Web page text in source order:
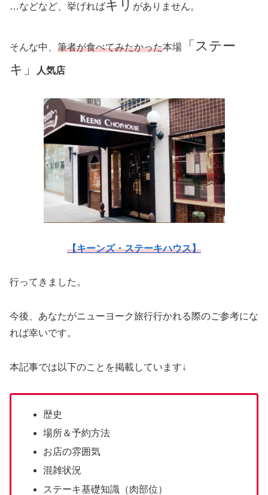
…などなど、挙げればキリ がありません。
そんな中、 筆者が食べてみたかった本場
「ステー
キ」
人気店
【キーンズ・ステーキハウス】
行ってきました。
今後、あなたがニューヨーク旅行行かれる際のご参考にな
れば幸いです。
本記事では以下のことを掲載しています↓
歴史
場所＆予約方法
お店の雰囲気
混雑状況
ステーキ基礎知識（肉部位）